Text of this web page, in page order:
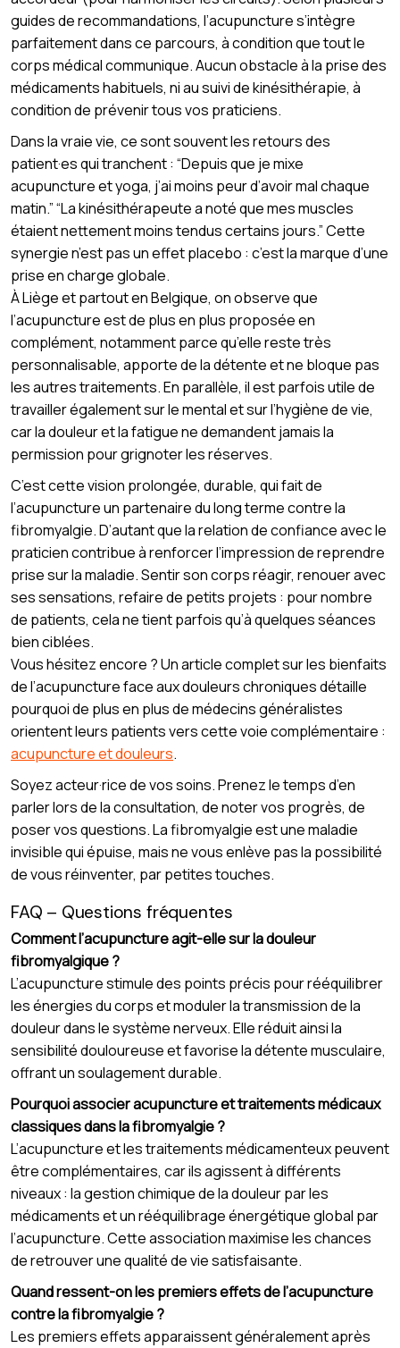
guides de recommandations, l’acupuncture s’intègre
parfaitement dans ce parcours, à condition que tout le
corps médical communique. Aucun obstacle à la prise des
médicaments habituels, ni au suivi de kinésithérapie, à
condition de prévenir tous vos praticiens.
Dans la vraie vie, ce sont souvent les retours des
patient·es qui tranchent : “Depuis que je mixe
acupuncture et yoga, j’ai moins peur d’avoir mal chaque
matin.” “La kinésithérapeute a noté que mes muscles
étaient nettement moins tendus certains jours.” Cette
synergie n’est pas un effet placebo : c’est la marque d’une
prise en charge globale.
À Liège et partout en Belgique, on observe que
l’acupuncture est de plus en plus proposée en
complément, notamment parce qu’elle reste très
personnalisable, apporte de la détente et ne bloque pas
les autres traitements. En parallèle, il est parfois utile de
travailler également sur le mental et sur l’hygiène de vie,
car la douleur et la fatigue ne demandent jamais la
permission pour grignoter les réserves.
C’est cette vision prolongée, durable, qui fait de
l’acupuncture un partenaire du long terme contre la
fibromyalgie. D’autant que la relation de confiance avec le
praticien contribue à renforcer l’impression de reprendre
prise sur la maladie. Sentir son corps réagir, renouer avec
ses sensations, refaire de petits projets : pour nombre
de patients, cela ne tient parfois qu’à quelques séances
bien ciblées.
Vous hésitez encore ? Un article complet sur les bienfaits
de l’acupuncture face aux douleurs chroniques détaille
pourquoi de plus en plus de médecins généralistes
orientent leurs patients vers cette voie complémentaire :
acupuncture et douleurs.
Soyez acteur·rice de vos soins. Prenez le temps d’en
parler lors de la consultation, de noter vos progrès, de
poser vos questions. La fibromyalgie est une maladie
invisible qui épuise, mais ne vous enlève pas la possibilité
de vous réinventer, par petites touches.
FAQ – Questions fréquentes
Comment l’acupuncture agit-elle sur la douleur
fibromyalgique ?
L’acupuncture stimule des points précis pour rééquilibrer
les énergies du corps et moduler la transmission de la
douleur dans le système nerveux. Elle réduit ainsi la
sensibilité douloureuse et favorise la détente musculaire,
offrant un soulagement durable.
Pourquoi associer acupuncture et traitements médicaux
classiques dans la fibromyalgie ?
L’acupuncture et les traitements médicamenteux peuvent
être complémentaires, car ils agissent à différents
niveaux : la gestion chimique de la douleur par les
médicaments et un rééquilibrage énergétique global par
l’acupuncture. Cette association maximise les chances
de retrouver une qualité de vie satisfaisante.
Quand ressent-on les premiers effets de l’acupuncture
contre la fibromyalgie ?
Les premiers effets apparaissent généralement après